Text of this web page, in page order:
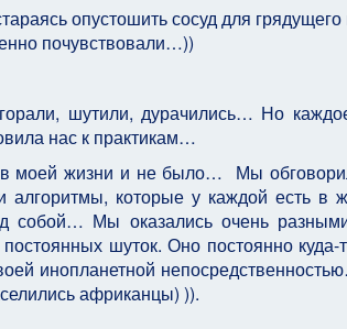
опустошить сосуд для
почувствовали…))
шутили, дурачились… Но
нас к практикам…
моей жизни и не было… Мы
алгоритмы, которые у каждой есть в
Мы оказались очень
шуток. Оно постоянно куда-
инопланетной
африканцы) )).